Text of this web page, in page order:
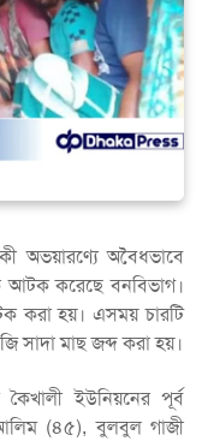
অভয়ারণ্যে অবৈধভাবে
আটক করেছে বনবিভাগ।
করা হয়। এসময় চারটি
সাদা মাছ জব্দ করা হয়।
ইউনিয়নের পূর্ব
(৪৫), বুলবুল গাজী